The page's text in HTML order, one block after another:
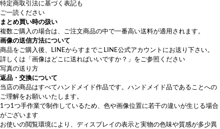
特定商取引法に基づく表記も
ご一読ください
まとめ買い時の扱い
複数ご購入の場合は、ご注文商品の中で一番高い送料が適用されます。
画像の送信方法について
商品をご購入後、LINEからすまでこLINE公式アカウント にお送り下さい。
詳しくは 「画像はどこに送ればいいですか？」 をご参照ください
写真の送り方
返品・交換について
当店の商品はすべてハンドメイド作品です。ハンドメイド品であることへの
ご理解をお願いいたします。
1つ1つ手作業で制作しているため、色や画像位置に若干の違いが生じる場合
がございます
お使いの閲覧環境により、ディスプレイの表示と実物の色味や質感が多少異